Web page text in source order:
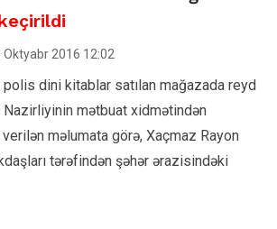
Oktyabr 2016 12:02
dini kitablar satılan mağazada reyd
mətbuat xidmətindən
məlumata görə, Xaçmaz Rayon
tərəfindən şəhər ərazisindəki